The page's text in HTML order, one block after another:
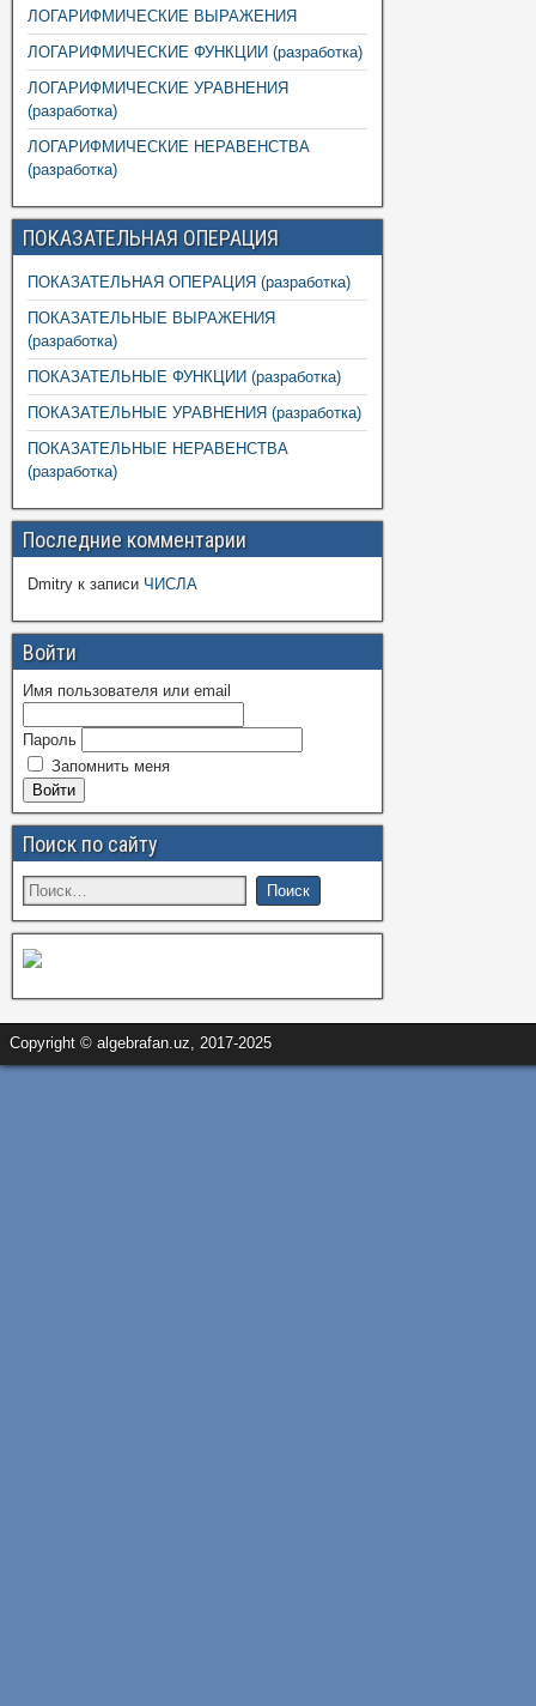
ЛОГАРИФМИЧЕСКИЕ ВЫРАЖЕНИЯ
ЛОГАРИФМИЧЕСКИЕ ФУНКЦИИ (разработка)
ЛОГАРИФМИЧЕСКИЕ УРАВНЕНИЯ
(разработка)
ЛОГАРИФМИЧЕСКИЕ НЕРАВЕНСТВА
(разработка)
ПОКАЗАТЕЛЬНАЯ ОПЕРАЦИЯ
ПОКАЗАТЕЛЬНАЯ ОПЕРАЦИЯ (разработка)
ПОКАЗАТЕЛЬНЫЕ ВЫРАЖЕНИЯ
(разработка)
ПОКАЗАТЕЛЬНЫЕ ФУНКЦИИ (разработка)
ПОКАЗАТЕЛЬНЫЕ УРАВНЕНИЯ (разработка)
ПОКАЗАТЕЛЬНЫЕ НЕРАВЕНСТВА
(разработка)
Последние комментарии
Dmitry к записи ЧИСЛА
Войти
Имя пользователя или email
Пароль
Запомнить меня
Войти
Поиск по сайту
Copyright © algebrafan.uz, 2017-2025